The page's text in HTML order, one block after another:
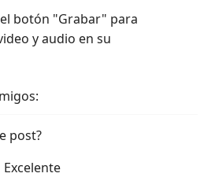
botón "Grabar" para
y audio en su
post?
Excelente